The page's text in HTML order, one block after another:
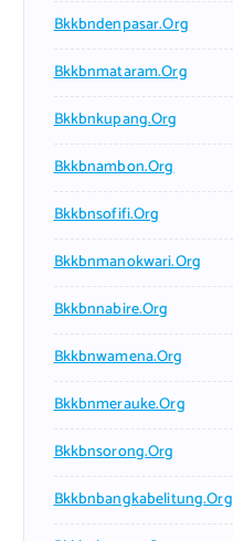
Bkkbndenpasar.org
Bkkbnmataram.org
Bkkbnkupang.org
Bkkbnambon.org
Bkkbnsofifi.org
Bkkbnmanokwari.org
Bkkbnnabire.org
Bkkbnwamena.org
Bkkbnmerauke.org
Bkkbnsorong.org
Bkkbnbangkabelitung.org